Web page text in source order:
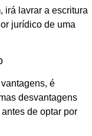
irá lavrar a escritura
jurídico de uma
é
desvantagens
de optar por